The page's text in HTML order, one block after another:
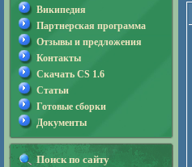
Википедия
Партнерская программа
Отзывы и предложения
Контакты
Скачать CS 1.6
Статьи
Готовые сборки
Документы
Поиск по сайту